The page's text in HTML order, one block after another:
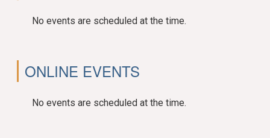
No events are scheduled at the time.
ONLINE EVENTS
No events are scheduled at the time.